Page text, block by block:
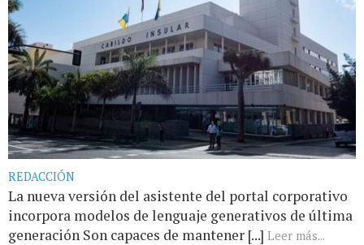
REDACCIÓN
La nueva versión del asistente del portal corporativo
incorpora modelos de lenguaje generativos de última
generación Son capaces de mantener [...] Leer más...